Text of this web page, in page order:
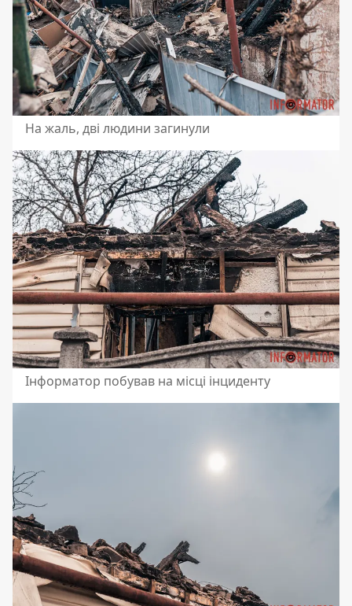
На жаль, дві людини загинули
Інформатор побував на місці інциденту